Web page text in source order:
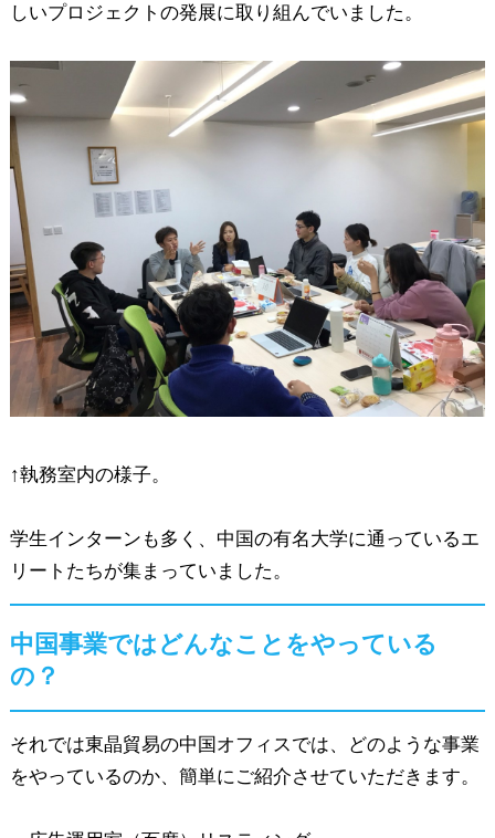
しいプロジェクトの発展に取り組んでいました。
↑執務室内の様子。
学生インターンも多く、中国の有名大学に通っているエ
リートたちが集まっていました。
中国事業ではどんなことをやっている
の？
それでは東晶貿易の中国オフィスでは、どのような事業
をやっているのか、簡単にご紹介させていただきます。